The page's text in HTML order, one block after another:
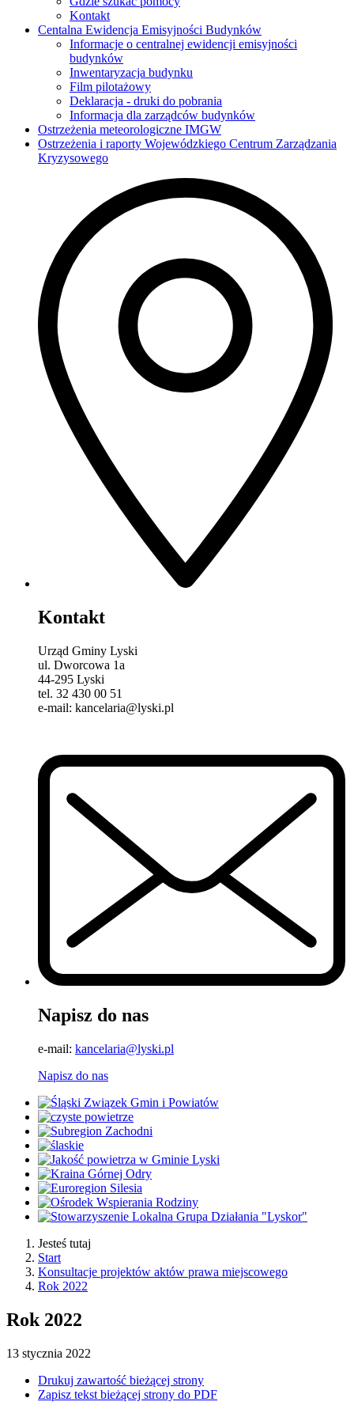
Kontakt
Centalna Ewidencja Emisyjności Budynków
Informacje o centralnej ewidencji emisyjności
budynków
Inwentaryzacja budynku
Film pilotażowy
Deklaracja - druki do pobrania
Informacja dla zarządców budynków
Ostrzeżenia meteorologiczne IMGW
Ostrzeżenia i raporty Wojewódzkiego Centrum Zarządzania
Kryzysowego
Kontakt
Urząd Gminy Lyski
ul. Dworcowa 1a
44-295 Lyski
tel. 32 430 00 51
e-mail: kancelaria@lyski.pl
Napisz do nas
e-mail: kancelaria@lyski.pl
Napisz do nas
Jesteś tutaj
Start
Konsultacje projektów aktów prawa miejscowego
Rok 2022
Rok 2022
13 stycznia 2022
Drukuj zawartość bieżącej strony
Zapisz tekst bieżącej strony do PDF